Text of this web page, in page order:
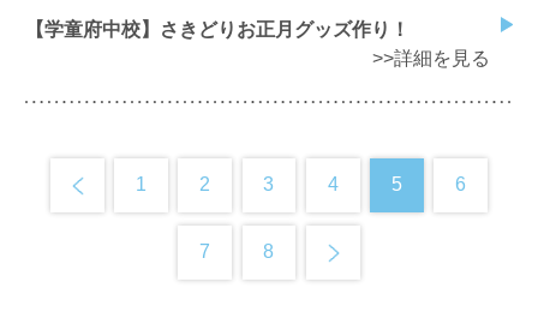
【学童府中校】さきどりお正月グッズ作り！
>>詳細を見る
1 2 3 4 5 6
7 8